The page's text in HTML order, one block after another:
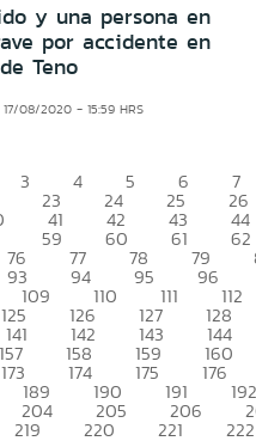
y una persona en
por accidente en
Teno
17/08/2020 - 15:59 HRS
3 4 5 6 7
23 24 25 26
41 42 43 44
59 60 61 62
76 77 78 79
93 94 95 96
109 110 111 112
125 126 127 128
141 142 143 144
157 158 159 160
173 174 175 176
189 190 191 192
204 205 206
219 220 221 222